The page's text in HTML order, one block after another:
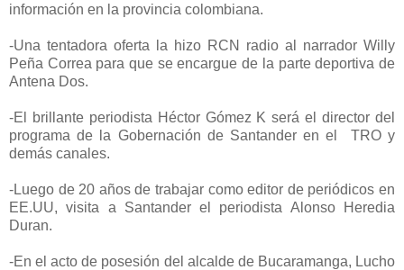
información en la provincia colombiana.
-Una tentadora oferta la hizo RCN radio al narrador Willy
Peña Correa para que se encargue de la parte deportiva de
Antena Dos.
-El brillante periodista Héctor Gómez K será el director del
programa de la Gobernación de Santander en el TRO y
demás canales.
-Luego de 20 años de trabajar como editor de periódicos en
EE.UU, visita a Santander el periodista Alonso Heredia
Duran.
-En el acto de posesión del alcalde de Bucaramanga, Lucho